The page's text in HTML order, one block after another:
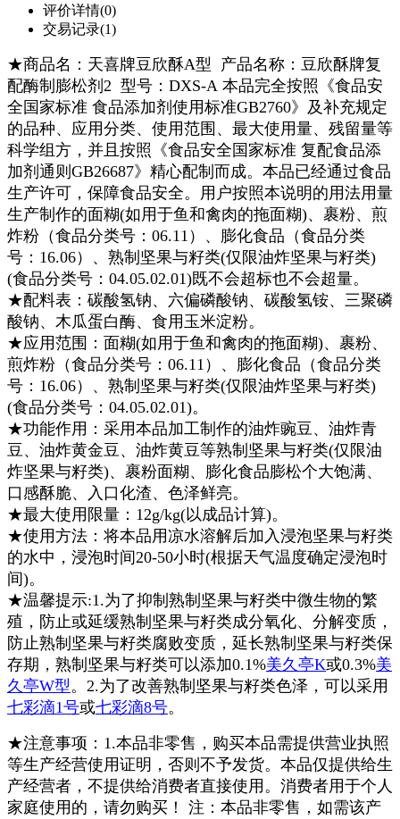
评价详情(0)
交易记录(1)
★商品名：天喜牌豆欣酥A型 产品名称：豆欣酥牌复
配酶制膨松剂2 型号：DXS-A 本品完全按照《食品安
全国家标准 食品添加剂使用标准GB2760》及补充规定
的品种、应用分类、使用范围、最大使用量、残留量等
科学组方，并且按照《食品安全国家标准 复配食品添
加剂通则GB26687》精心配制而成。本品已经通过食品
生产许可，保障食品安全。用户按照本说明的用法用量
生产制作的面糊(如用于鱼和禽肉的拖面糊)、裹粉、煎
炸粉（食品分类号：06.11）、膨化食品（食品分类
号：16.06）、熟制坚果与籽类(仅限油炸坚果与籽类)
(食品分类号：04.05.02.01)既不会超标也不会超量。
★配料表： 碳酸氢钠、六偏磷酸钠、碳酸氢铵、三聚磷
酸钠、木瓜蛋白酶、食用玉米淀粉。
★应用范围： 面糊(如用于鱼和禽肉的拖面糊)、裹粉、
煎炸粉（食品分类号：06.11）、膨化食品（食品分类
号：16.06）、熟制坚果与籽类(仅限油炸坚果与籽类)
(食品分类号：04.05.02.01)。
★功能作用：采用本品加工制作的油炸豌豆、油炸青
豆、油炸黄金豆、油炸黄豆等熟制坚果与籽类(仅限油
炸坚果与籽类)、裹粉面糊、膨化食品膨松个大饱满、
口感酥脆、入口化渣、色泽鲜亮。
★最大使用限量： 12g/kg(以成品计算)。
★使用方法：将本品用凉水溶解后加入浸泡坚果与籽类
的水中，浸泡时间20-50小时(根据天气温度确定浸泡时
间)。
★温馨提示:1.为了抑制熟制坚果与籽类中微生物的繁
殖，防止或延缓熟制坚果与籽类成分氧化、分解变质，
防止熟制坚果与籽类腐败变质，延长熟制坚果与籽类保
存期，熟制坚果与籽类可以添加0.1%美久亭K或0.3%美
久亭W型。2.为了改善熟制坚果与籽类色泽，可以采用
七彩滴1号或七彩滴8号。
★注意事项：1.本品非零售，购买本品需提供营业执照
等生产经营使用证明，否则不予发货。本品仅提供给生
产经营者，不提供给消费者直接使用。消费者用于个人
家庭使用的，请勿购买！ 注：本品非零售，如需该产